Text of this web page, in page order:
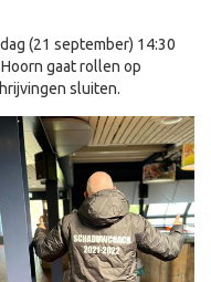
(21 september) 14:30
gaat rollen op
sluiten.